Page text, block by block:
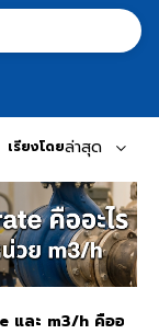
เรียงโดยล่าสุด
รและโรงงานต้องเข้
และ m3/h คืออะไร